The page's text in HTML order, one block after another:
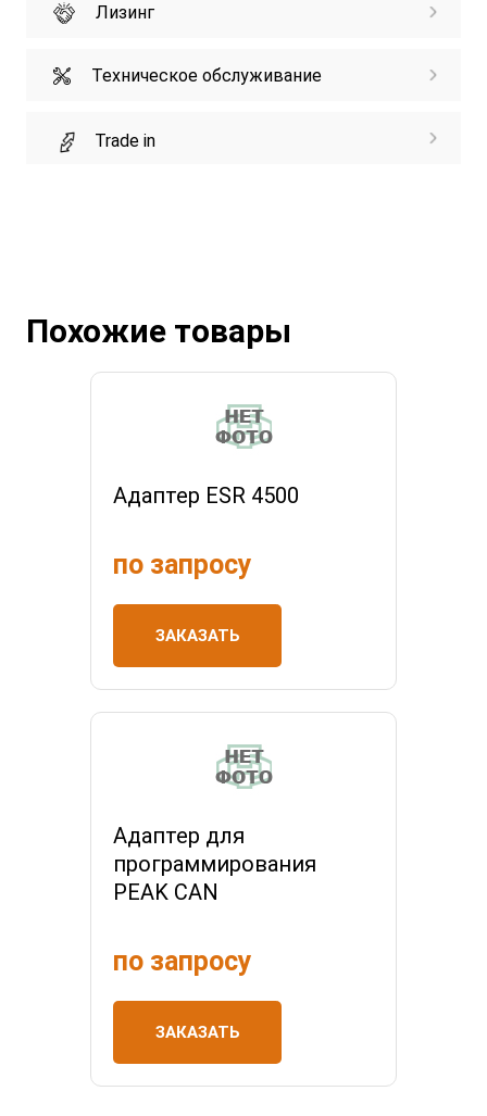
Лизинг
Техническое обслуживание
Trade in
Похожие товары
Адаптер ESR 4500
по запросу
ЗАКАЗАТЬ
Адаптер для
программирования
PEAK CAN
по запросу
ЗАКАЗАТЬ